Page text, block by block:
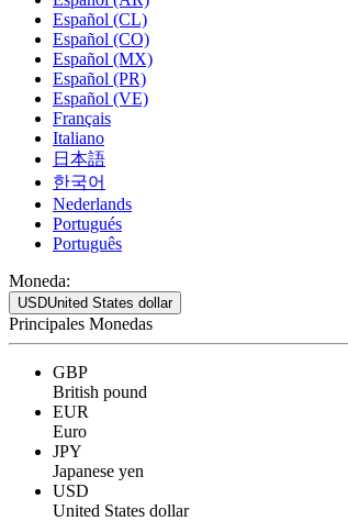
Español (CL)
Español (CO)
Español (MX)
Español (PR)
Español (VE)
Français
Italiano
日本語
한국어
Nederlands
Portugués
Português
Moneda:
USDUnited States dollar
Principales Monedas
GBP
British pound
EUR
Euro
JPY
Japanese yen
USD
United States dollar